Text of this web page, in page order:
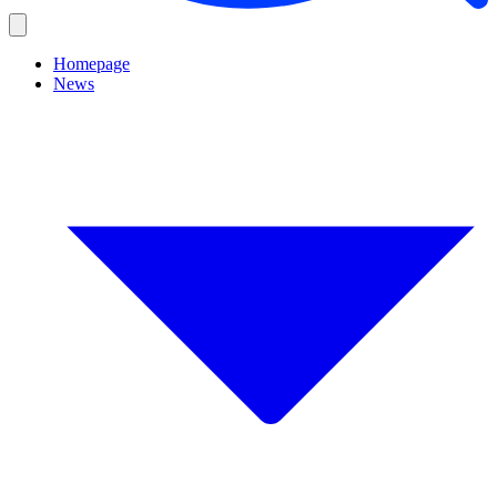
Homepage
News